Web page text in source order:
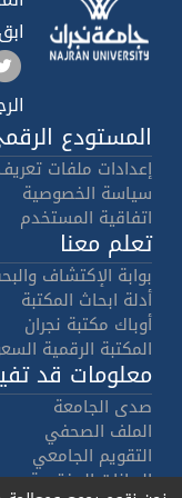
المستودع
إعدادات ملفات تعريف
سياسة الخصوصية
اتفاقية المستخدم
تعلم معنا
بوابة الإكتشاف
أدلة ابحاث المكتبة
أوباك مكتبة نجران
المكتبة الرقمية
معلومات قد
صدى الجامعة
الملف الصحفي
التقويم الجامعي
البيانات المفتوحة